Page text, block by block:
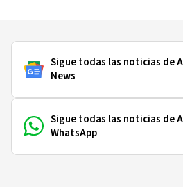
Sigue todas las noticias de
News
Sigue todas las noticias de
WhatsApp